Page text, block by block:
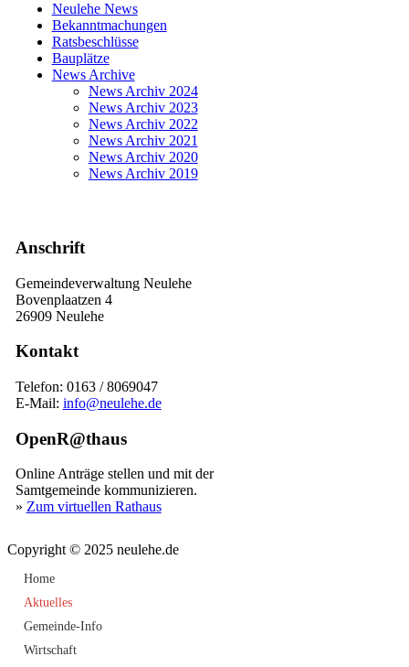
Neulehe News
Bekanntmachungen
Ratsbeschlüsse
Bauplätze
News Archive
News Archiv 2024
News Archiv 2023
News Archiv 2022
News Archiv 2021
News Archiv 2020
News Archiv 2019
Anschrift
Gemeindeverwaltung Neulehe
Bovenplaatzen 4
26909 Neulehe
Kontakt
Telefon: 0163 / 8069047
E-Mail: info@neulehe.de
OpenR@thaus
Online Anträge stellen und mit der
Samtgemeinde kommunizieren.
» Zum virtuellen Rathaus
Copyright © 2025 neulehe.de
Home
Aktuelles
Gemeinde-Info
Wirtschaft